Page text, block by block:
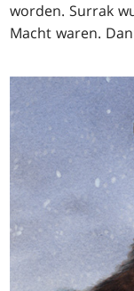
worden. Surrak
Macht waren.